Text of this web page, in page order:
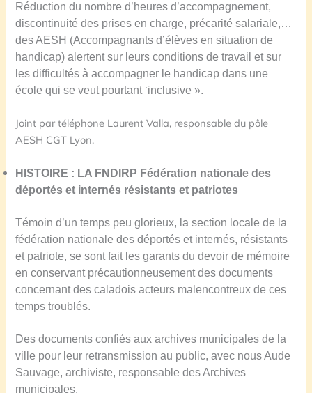
Réduction du nombre d’heures d’accompagnement,
discontinuité des prises en charge, précarité salariale,…
des AESH (Accompagnants d’élèves en situation de
handicap) alertent sur leurs conditions de travail et sur
les difficultés à accompagner le handicap dans une
école qui se veut pourtant ‘inclusive ».
Joint par téléphone Laurent Valla, responsable du pôle
AESH CGT Lyon.
HISTOIRE : LA FNDIR P Fédération nationale des
déportés et internés résistants et patriotes
Témoin d’un temps peu glorieux, la section locale de la
fédération nationale des déportéset internés, résistants
et patriote,se sont fait les garants du devoir de mémoire
en conservant précautionneusementdes documents
concernant des caladois acteurs malencontreux de ces
temps troublés.
Des documents confiés aux archives municipales de la
ville pour leur retransmissionau public, avec nous Aude
Sauvage, archiviste, responsable des Archives
municipales.